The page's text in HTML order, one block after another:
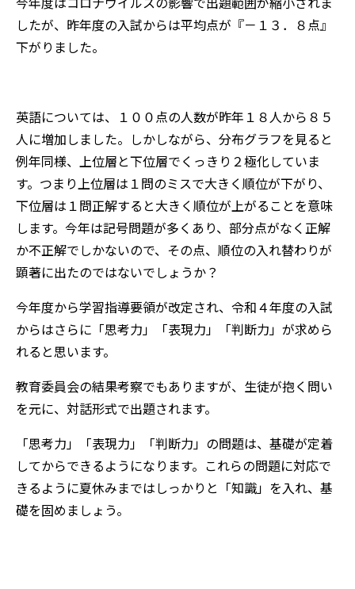
したが、昨年度の入試からは平均点が『－１３．８点』
下がりました。
英語については、１００点の人数が昨年１８人から８５
人に増加しました。しかしながら、分布グラフを見ると
例年同様、上位層と下位層でくっきり２極化していま
す。つまり上位層は１問のミスで大きく順位が下がり、
下位層は１問正解すると大きく順位が上がることを意味
します。今年は記号問題が多くあり、部分点がなく正解
か不正解でしかないので、その点、順位の入れ替わりが
顕著に出たのではないでしょうか？
今年度から学習指導要領が改定され、令和４年度の入試
からはさらに「思考力」「表現力」「判断力」が求めら
れると思います。
教育委員会の結果考察でもありますが、生徒が抱く問い
を元に、対話形式で出題されます。
「思考力」「表現力」「判断力」の問題は、基礎が定着
してからできるようになります。これらの問題に対応で
きるように夏休みまではしっかりと「知識」を入れ、基
礎を固めましょう。